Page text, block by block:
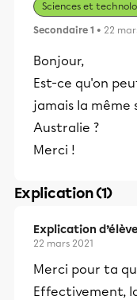
Sciences et
Secondaire 1 • 22
Bonjour,
Est-ce qu'on
jamais la même
Australie ?
Merci !
Explication (1)
Explication d’élève
22 mars 2021
Merci pour ta
Effectivement,